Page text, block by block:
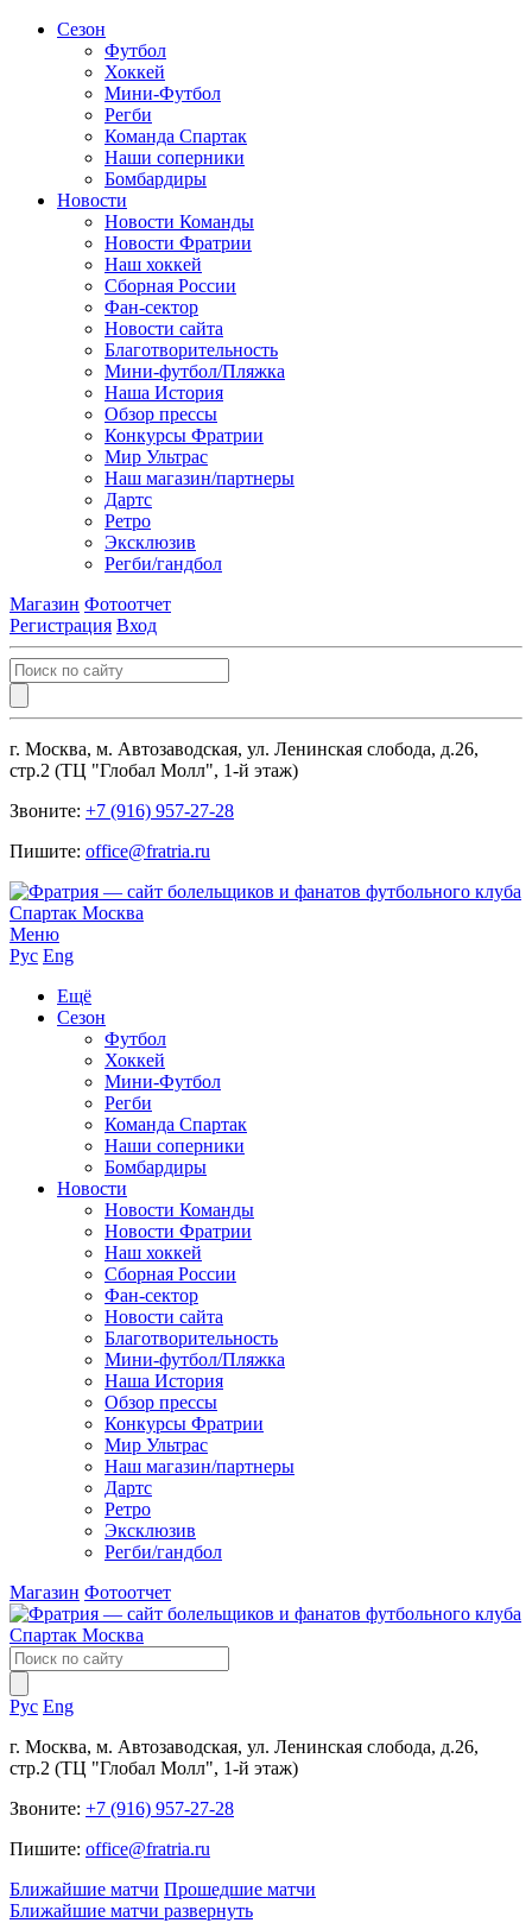
Сезон
Футбол
Хоккей
Мини-Футбол
Регби
Команда Спартак
Наши соперники
Бомбардиры
Новости
Новости Команды
Новости Фратрии
Наш хоккей
Сборная России
Фан-cектор
Новости сайта
Благотворительность
Мини-футбол/Пляжка
Наша История
Обзор прессы
Конкурсы Фратрии
Мир Ультрас
Наш магазин/партнеры
Дартс
Ретро
Эксклюзив
Регби/гандбол
Магазин Фотоотчет
Регистрация Вход
г. Москва, м. Автозаводская, ул. Ленинская слобода, д.26,
стр.2 (ТЦ "Глобал Молл", 1-й этаж)
Звоните: +7 (916) 957-27-28
Пишите: office@fratria.ru
Меню
Рус Eng
Ещё
Сезон
Футбол
Хоккей
Мини-Футбол
Регби
Команда Спартак
Наши соперники
Бомбардиры
Новости
Новости Команды
Новости Фратрии
Наш хоккей
Сборная России
Фан-cектор
Новости сайта
Благотворительность
Мини-футбол/Пляжка
Наша История
Обзор прессы
Конкурсы Фратрии
Мир Ультрас
Наш магазин/партнеры
Дартс
Ретро
Эксклюзив
Регби/гандбол
Магазин Фотоотчет
Рус Eng
г. Москва, м. Автозаводская, ул. Ленинская слобода, д.26,
стр.2 (ТЦ "Глобал Молл", 1-й этаж)
Звоните: +7 (916) 957-27-28
Пишите: office@fratria.ru
Ближайшие матчи Прошедшие матчи
Ближайшие матчи развернуть